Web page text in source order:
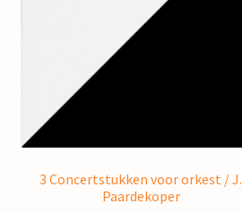
3 Concertstukken voor orkest / J.
Paardekoper